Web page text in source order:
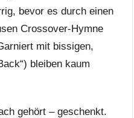
bevor es durch einen
Crossover-Hymne
mit bissigen,
bleiben kaum
gehört – geschenkt.